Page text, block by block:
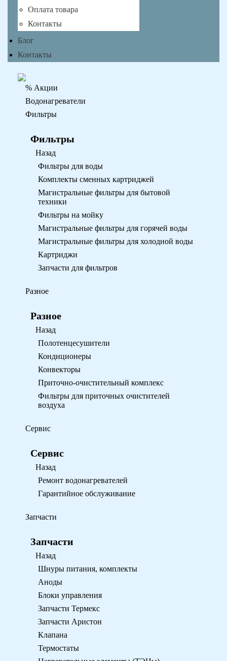
Оплата товара
Контакты
Блог
Контакты
% Акции
Водонагреватели
Фильтры
Фильтры
Назад
Фильтры для воды
Комплекты сменных картриджей
Магистральные фильтры для бытовой
техники
Фильтры на мойку
Магистральные фильтры для горячей воды
Магистральные фильтры для холодной воды
Картриджи
Запчасти для фильтров
Разное
Разное
Назад
Полотенцесушители
Кондиционеры
Конвекторы
Приточно-очистительный комплекс
Фильтры для приточных очистителей
воздуха
Сервис
Сервис
Назад
Ремонт водонагревателей
Гарантийное обслуживание
Запчасти
Запчасти
Назад
Шнуры питания, комплекты
Аноды
Блоки управления
Запчасти Термекс
Запчасти Аристон
Клапана
Термостаты